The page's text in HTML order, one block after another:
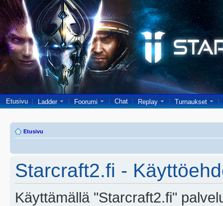
Etusivu Ladder Foorumi Chat Replay Turnaukset
Etusivu
Starcraft2.fi -
Käyttämällä "Starcraft2.fi"